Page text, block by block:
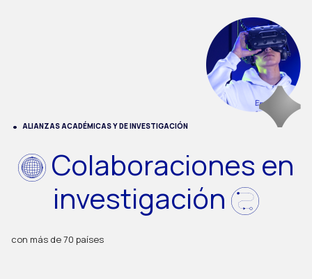
ALIANZAS ACADÉMICAS Y DE INVESTIGACIÓN
Colaboraciones en
investigación
con más de 70 países